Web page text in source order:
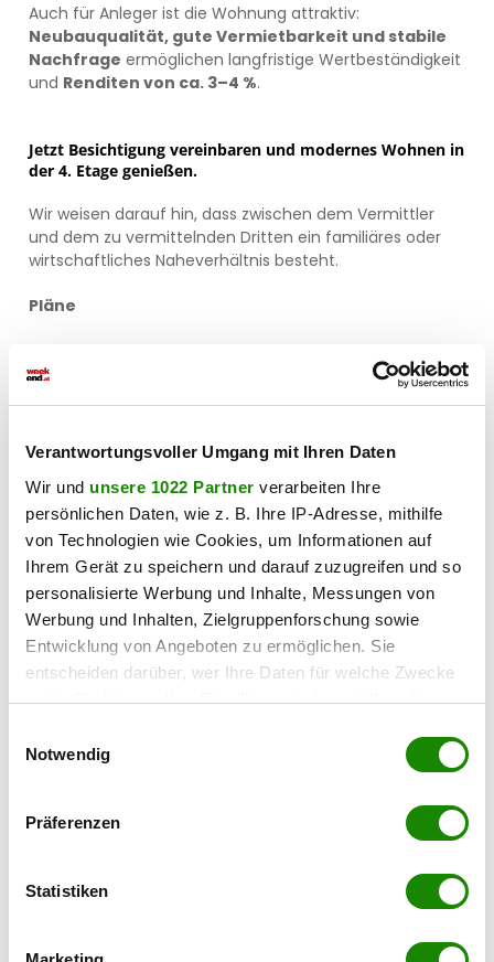
Verantwortungsvoller Umgang mit Ihren Daten
Wir und unsere 1022 Partner verarbeiten Ihre
persönlichen Daten, wie z. B. Ihre IP-Adresse, mithilfe
von Technologien wie Cookies, um Informationen auf
Ihrem Gerät zu speichern und darauf zuzugreifen und so
personalisierte Werbung und Inhalte, Messungen von
Werbung und Inhalten, Zielgruppenforschung sowie
Entwicklung von Angeboten zu ermöglichen. Sie
entscheiden darüber, wer Ihre Daten für welche Zwecke
nutzt. Sie können Ihre Einwilligung jederzeit über die
Trigger Symbol ändern oder widerrufen
Informationen über Ihre geografische Lage
können
bestimmten Merkmalen (Fingerprinting) identifizieren
Notwendig
Präferenzen
Statistiken
Auch für Anleger ist die Wohnung attraktiv:
Neubauqualität, gute Vermietbarkeit und stabile
Nachfrage ermöglichen langfristige Wertbeständigkeit
und Renditen von ca. 3–4 %.
Jetzt Besichtigung vereinbaren und modernes Wohnen in
der 4. Etage genießen.
Wir weisen darauf hin, dass zwischen dem Vermittler
und dem zu vermittelnden Dritten ein familiäres oder
wirtschaftliches Naheverhältnis besteht.
Pläne